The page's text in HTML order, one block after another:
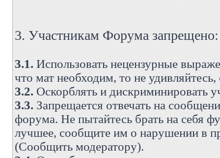
3. Участникам Форума запрещено:
3.1. Использовать нецензурные
что мат необходим, то не
3.2. Оскорблять и дискриминировать
3.3. Запрещается отвечать на
форума. Не пытайтесь брать на себя
лучшее, сообщите им о нарушении в
(Сообщить модератору).